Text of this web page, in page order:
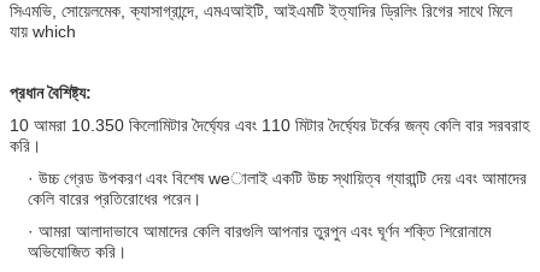
সিএমভি, সোয়েলমেক, ক্যাসাগ্রান্দে, এমএআইটি, আইএমটি ইত্যাদির ড্রিলিং রিগের সাথে মিলে
যায় which
প্রধান বৈশিষ্ট্য:
10 আমরা 10.350 কিলোমিটার দৈর্ঘ্যের এবং 110 মিটার দৈর্ঘ্যের টর্কের জন্য কেলি বার সরবরাহ
করি।
· উচ্চ গ্রেড উপকরণ এবং বিশেষ weালাই একটি উচ্চ স্থায়িত্ব গ্যারান্টি দেয় এবং আমাদের
কেলি বারের প্রতিরোধের পরেন।
· আমরা আলাদাভাবে আমাদের কেলি বারগুলি আপনার তুরপুন এবং ঘূর্ণন শক্তি শিরোনামে
অভিযোজিত করি।